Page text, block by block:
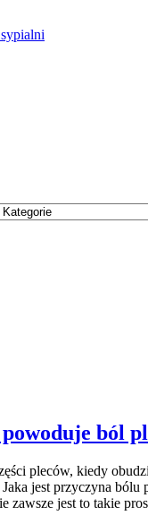
ból
pleców, kiedy
jest przyczyna
zawsze jest to takie